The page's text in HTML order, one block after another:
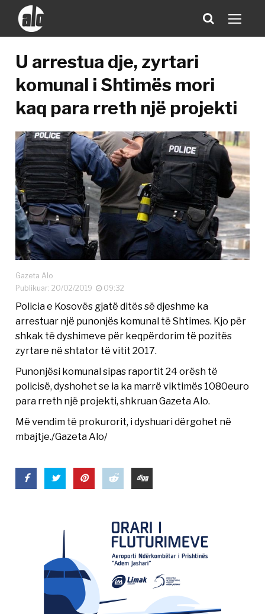
U arrestua dje, zyrtari
komunal i Shtimës mori
kaq para rreth një projekti
Gazeta Alo
Publikuar: 20/02/2019
09:32
Policia e Kosovës gjatë ditës së djeshme ka
arrestuar një punonjës komunal të Shtimes. Kjo për
shkak të dyshimeve për keqpërdorim të pozitës
zyrtare në shtator të vitit 2017.
Punonjësi komunal sipas raportit 24 orësh të
policisë, dyshohet se ia ka marrë viktimës 1080euro
para rreth një projekti, shkruan Gazeta Alo.
Më vendim të prokurorit, i dyshuari dërgohet në
mbajtje./Gazeta Alo/